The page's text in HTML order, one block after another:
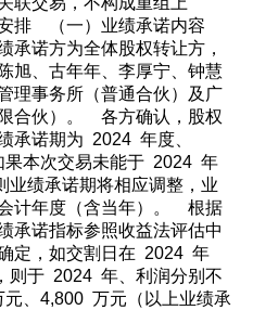
排 （一）业绩承诺内容
承诺方为全体股权转让方，
旭、古年年、李厚宁、钟慧
理事务所（普通合伙）及广
合伙）。 各方确认，股权
承诺期为 2024 年度、
本次交易未能于 2024 年
绩承诺期将相应调整，业
计年度（含当年）。 根据
承诺指标参照收益法评估中
定，如交割日在 2024 年
则于 2024 年、利润分别不
、4,800 万元（以上业绩承